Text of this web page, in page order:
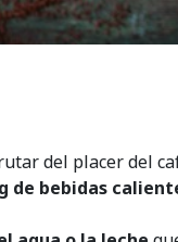
del placer del
de bebidas